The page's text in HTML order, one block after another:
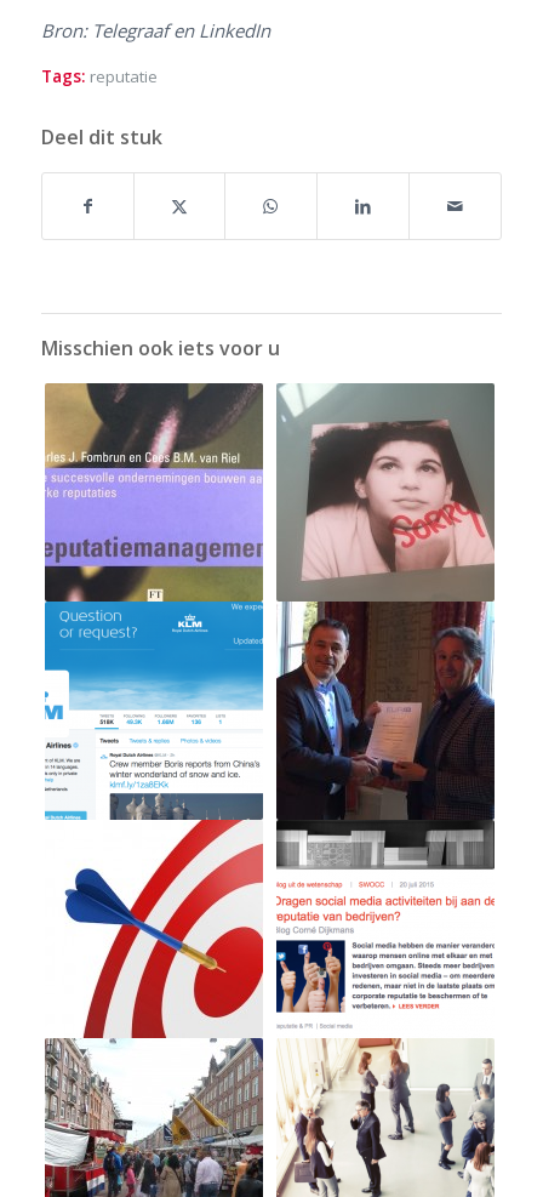
Bron: Telegraaf en LinkedIn
Tags: reputatie
Deel dit stuk
Misschien ook iets voor u